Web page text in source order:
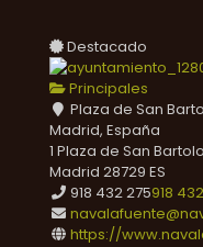
Destacado
Principales
Plaza de San
Madrid, España
1 Plaza de San
Madrid 28729 ES
918 432 275918
https://